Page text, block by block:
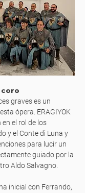
coro
graves es un
ópera. ERAGIYOK
el rol de los
y el Conte di Luna y
para lucir un
guiado por la
Aldo Salvagno.
inicial con Ferrando,